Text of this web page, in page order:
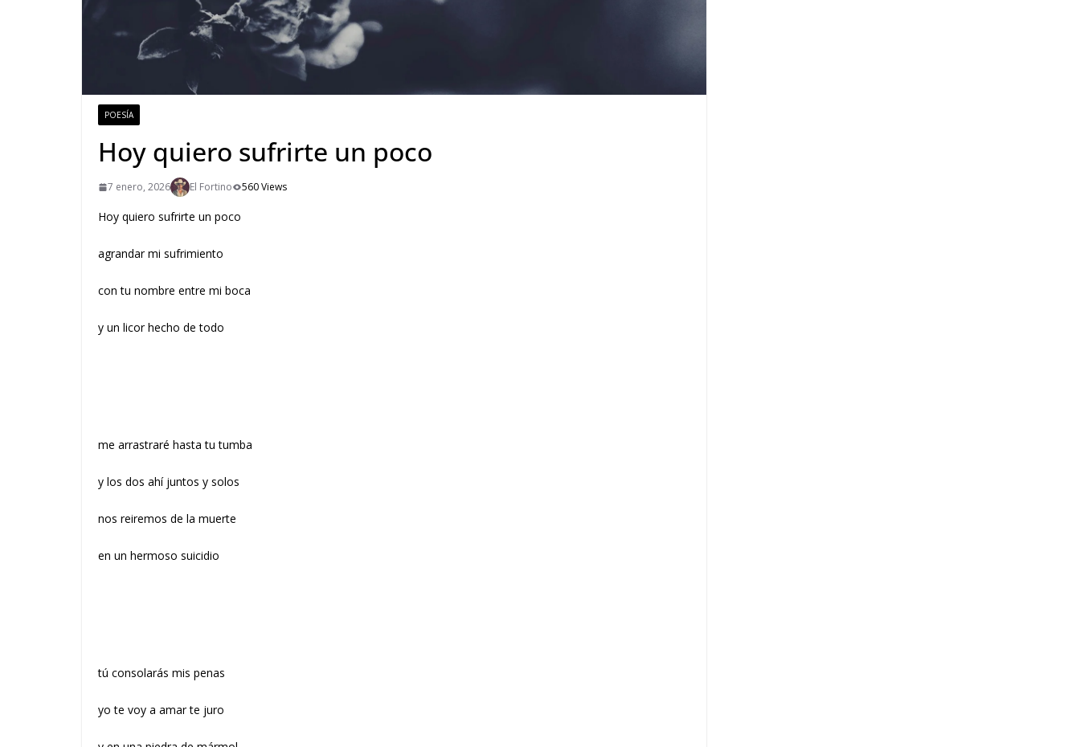
POESÍA
Hoy quiero sufrirte un poco
7 enero, 2026 El Fortino 560 Views
Hoy quiero sufrirte un poco
agrandar mi sufrimiento
con tu nombre entre mi boca
y un licor hecho de todo
me arrastraré hasta tu tumba
y los dos ahí juntos y solos
nos reiremos de la muerte
en un hermoso suicidio
tú consolarás mis penas
yo te voy a amar te juro